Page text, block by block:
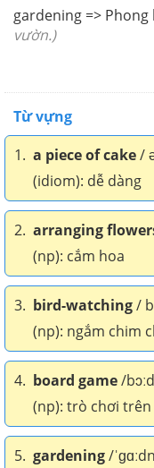
gardening =>
vườn.)
Từ vựng
1. a piece of cake/
(idiom): dễ dàng
2. arranging
(np): cắm hoa
3. bird-watching/
(np): ngắm chim
4. board game/
(np): trò chơi trên
5. gardening/